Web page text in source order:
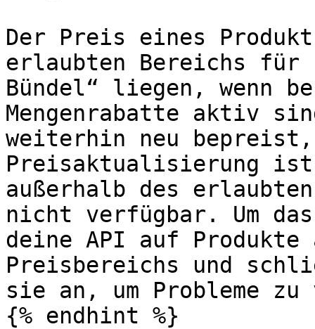
Der Preis eines
erlaubten Bereichs für
Bündel“ liegen, wenn
Mengenrabatte aktiv
weiterhin neu
Preisaktualisierung
außerhalb des
nicht verfügbar. Um
deine API auf Produkte
Preisbereichs und
sie an, um Probleme
{% endhint %}